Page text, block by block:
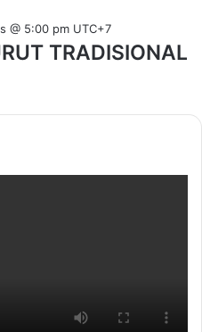
@ 5:00 pm UTC+7
TRADISIONAL